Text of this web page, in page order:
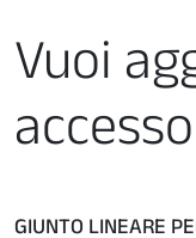
Vuoi
GIUNTO LINEARE